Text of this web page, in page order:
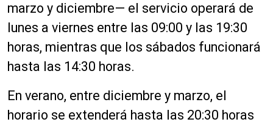
marzo y diciembre— el servicio operará de
lunes a viernes entre las 09:00 y las 19:30
horas, mientras que los sábados funcionará
hasta las 14:30 horas.
En verano, entre diciembre y marzo, el
horario se extenderá hasta las 20:30 horas